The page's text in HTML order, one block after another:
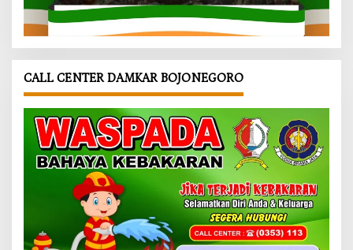
CALL CENTER DAMKAR BOJONEGORO